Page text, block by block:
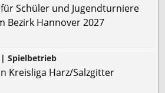
Schüler und Jugendturniere
Bezirk Hannover 2027
| Spielbetrieb
Kreisliga Harz/Salzgitter